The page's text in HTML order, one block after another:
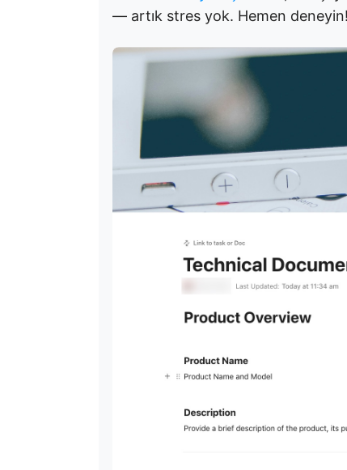
— artık stres yok. Hemen deneyin!